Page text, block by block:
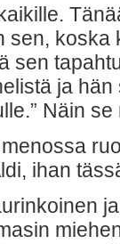
sen, koska
sen
ja hän
Näin se
ihan